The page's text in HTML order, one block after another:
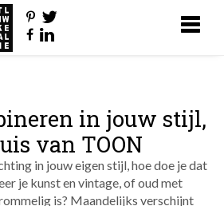
in jouw stijl,
van TOON
in jouw eigenstijl, hoedoe je dat
je kunstenvintage,ofoud met
ig is? Maandelijks verschijnt